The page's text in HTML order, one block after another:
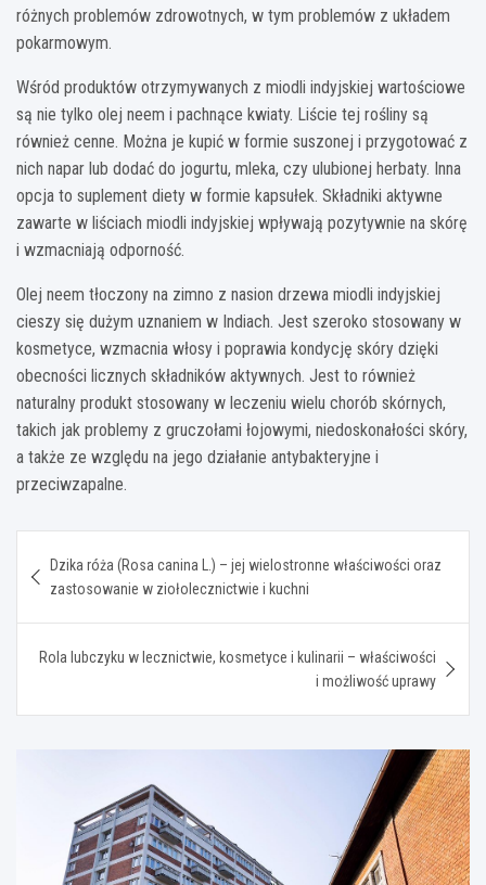
różnych problemów zdrowotnych, w tym problemów z układem
pokarmowym.
Wśród produktów otrzymywanych z miodli indyjskiej wartościowe
są nie tylko olej neem i pachnące kwiaty. Liście tej rośliny są
również cenne. Można je kupić w formie suszonej i przygotować z
nich napar lub dodać do jogurtu, mleka, czy ulubionej herbaty. Inna
opcja to suplement diety w formie kapsułek. Składniki aktywne
zawarte w liściach miodli indyjskiej wpływają pozytywnie na skórę
i wzmacniają odporność.
Olej neem tłoczony na zimno z nasion drzewa miodli indyjskiej
cieszy się dużym uznaniem w Indiach. Jest szeroko stosowany w
kosmetyce, wzmacnia włosy i poprawia kondycję skóry dzięki
obecności licznych składników aktywnych. Jest to również
naturalny produkt stosowany w leczeniu wielu chorób skórnych,
takich jak problemy z gruczołami łojowymi, niedoskonałości skóry,
a także ze względu na jego działanie antybakteryjne i
przeciwzapalne.
wpisu
Dzika róża (Rosa canina L.) – jej wielostronne właściwości oraz
zastosowanie w ziołolecznictwie i kuchni
Rola lubczyku w lecznictwie, kosmetyce i kulinarii – właściwości
i możliwość uprawy